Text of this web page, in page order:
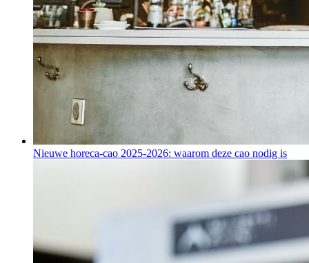
Nieuwe horeca-cao 2025-2026: waarom deze cao nodig is